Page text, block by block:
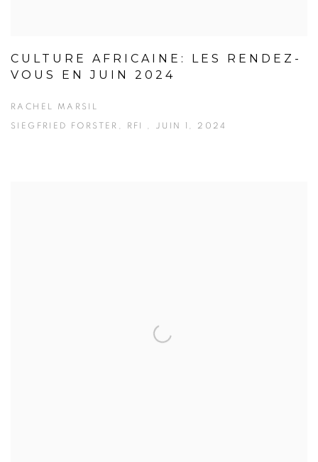
CULTURE AFRICAINE: LES RENDEZ-
VOUS EN JUIN 2024
RACHEL MARSIL
SIEGFRIED FORSTER, RFI , JUIN 1, 2024